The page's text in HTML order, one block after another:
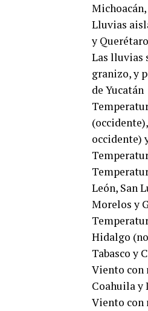
Lluvias
y
Las lluvias
granizo, y
de Yucatán
occidente)
León, San
Morelos y
Hidalgo
Tabasco y
Viento con
Coahuila y
Viento con